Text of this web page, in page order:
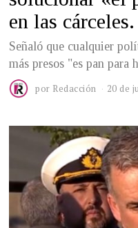
en las cárceles.
Señaló que cualquier
más presos "es pan para
por Redacción 20 de